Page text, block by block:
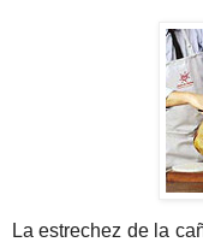
La estrechez de la